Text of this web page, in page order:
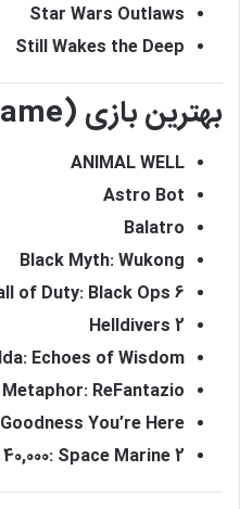
Star Wars Outlaws
Still Wakes the Deep
بهترین بازی (Best Game)
ANIMAL WELL
Astro Bot
Balatro
Black Myth: Wukong
of Duty: Black Ops 6
Helldivers 2
Echoes of Wisdom
Metaphor: ReFantazio
You’re Here!
Space Marine 2